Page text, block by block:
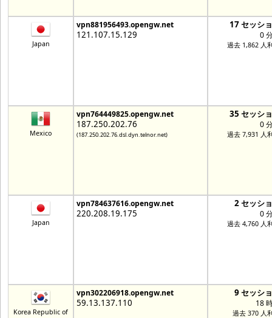
Japan
vpn881956493.opengw.net
121.107.15.129
17 セッシ
0
過去 1,862 人
Mexico
vpn764449825.opengw.net
187.250.202.76
(187.250.202.76.dsl.dyn.telnor.net)
35 セッシ
0
過去 7,931 人
Japan
vpn784637616.opengw.net
220.208.19.175
2 セッシ
0
過去 4,760 人
Korea Republic of
vpn302206918.opengw.net
59.13.137.110
9 セッシ
18
過去 370 人